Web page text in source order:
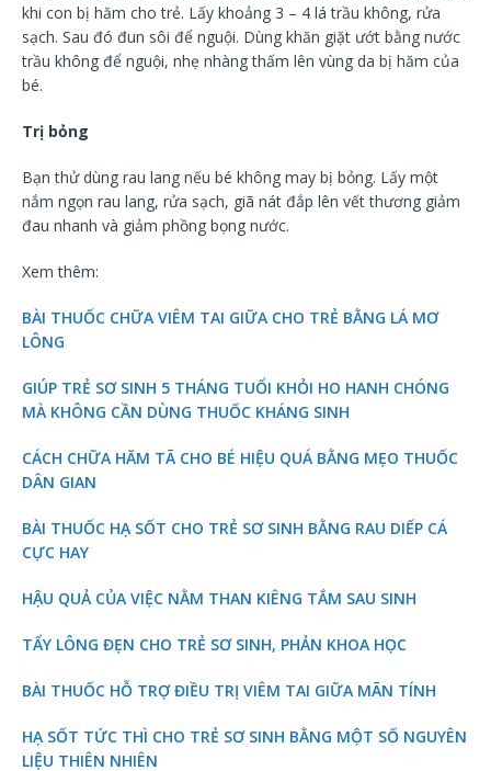
khi con bị hăm cho trẻ. Lấy khoảng 3 – 4 lá trầu không, rửa
sạch. Sau đó đun sôi để nguội. Dùng khăn giặt ướt bằng nước
trầu không để nguội, nhẹ nhàng thấm lên vùng da bị hăm của
bé.
Trị bỏng
Bạn thử dùng rau lang nếu bé không may bị bỏng. Lấy một
nắm ngọn rau lang, rửa sạch, giã nát đắp lên vết thương giảm
đau nhanh và giảm phồng bọng nước.
Xem thêm:
BÀI THUỐC CHỮA VIÊM TAI GIỮA CHO TRẺ BẰNG LÁ MƠ
LÔNG
GIÚP TRẺ SƠ SINH 5 THÁNG TUỔI KHỎI HO HANH CHÓNG
MÀ KHÔNG CẦN DÙNG THUỐC KHÁNG SINH
CÁCH CHỮA HĂM TÃ CHO BÉ HIỆU QUÁ BẰNG MẸO THUỐC
DÂN GIAN
BÀI THUỐC HẠ SỐT CHO TRẺ SƠ SINH BẰNG RAU DIẾP CÁ
CỰC HAY
HẬU QUẢ CỦA VIỆC NẰM THAN KIÊNG TẮM SAU SINH
TẨY LÔNG ĐẸN CHO TRẺ SƠ SINH, PHẢN KHOA HỌC
BÀI THUỐC HỖ TRỢ ĐIỀU TRỊ VIÊM TAI GIỮA MÃN TÍNH
HẠ SỐT TỨC THÌ CHO TRẺ SƠ SINH BẰNG MỘT SỐ NGUYÊN
LIỆU THIÊN NHIÊN